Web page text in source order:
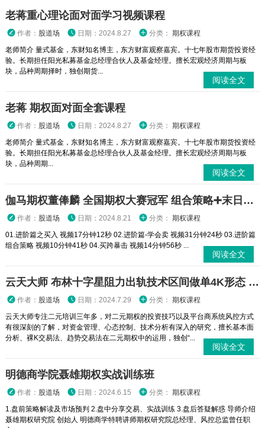
老蒋重心理论面对面学习视频课程
作者： 股道场 日期：2024.8.27 分类： 期权课程
老师简介 量式基金，东财知名博主，东方财富观察嘉宾。十七年股市期货投资经
验。长期担任阳光私募基金总经理合伙人及基金经理。擅长宏观经济周期与板
块，品种周期择时，独创期货...
阅读全文
老蒋 期权面对面全套课程
作者： 股道场 日期：2024.8.27 分类： 期权课程
老师简介 量式基金，东财知名博主，东方财富观察嘉宾。十七年股市期货投资经
验。长期担任阳光私募基金总经理合伙人及基金经理。擅长宏观经济周期与板
块，品种周期...
阅读全文
伽马期权董俸麟 全国期权大赛冠军 组合策略➕末日轮视频课程
作者： 股道场 日期：2024.8.21 分类： 期权课程
01.进阶篇之买入 视频17分钟12秒 02.进阶篇-学会卖 视频31分钟24秒 03.进阶篇
组合策略 视频10分钟41秒 04.买跨暴击 视频14分钟56秒 ...
阅读全文
云天大师 布林十字星阻力出轨技术区间做单4K形态 二元期权外汇实战培训视频课程
作者： 股道场 日期：2024.7.29 分类： 期权课程
云天大师专注二元培训三年多，对二元期权的投资技巧以及平台商系统风控方式
有很深刻的了解，对资金管理、心态控制、技术分析有深入的研究，擅长基本面
分析、裸K交易法、趋势交易法在二元期权中的运用，独创“...
阅读全文
明德商学院聂雄期权实战训练班
作者： 股道场 日期：2024.6.15 分类： 期权课程
1.盘前策略解读及市场预判 2.盘中分享交易、实战训练 3.盘后答疑解惑 导师介绍
聂雄期权研究院 创始人 明德商学特聘讲师期权研究院总经理、风控总监曾任职